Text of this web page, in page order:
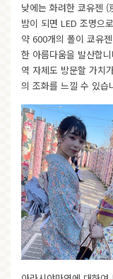
낮에는 화려한 쿄유젠
밤이 되면 LED 조명으
약 600개의 폴이 쿄유
한 아름다움을 발산합
역 자체도 방문할 가치
의 조화를 느낄 수 있습